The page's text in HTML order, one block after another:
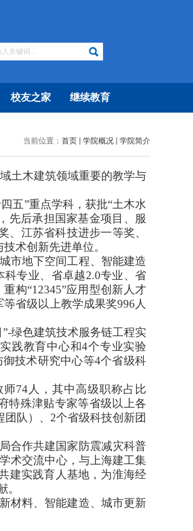
校友之家 继续教育
当前位置： 首页 学院概况 学院简介
土木建筑领域重要的教学与
五”重点学科，获批“土木水
先后承担国家基金项目、服
、江苏省科技进步一等奖、
术创新先进单位。
市地下空间工程、智能建造
科专业、省卓越2.0专业、省
重构“12345”应用型创新人才
省级以上教学成果奖996 人
-绿色建筑技术服务链工程实
践教育中心和4个专业实验
技术研究中心等4个省级科
师74 人，其中高级职称占比
特殊津贴专家等省级以上各
队）、 2个省级科技创新团
合作共建国家防震减灾科普
术交流中心，与上海建工集
建实践育人基地，为淮海经
。
材料、智能建造、城市更新